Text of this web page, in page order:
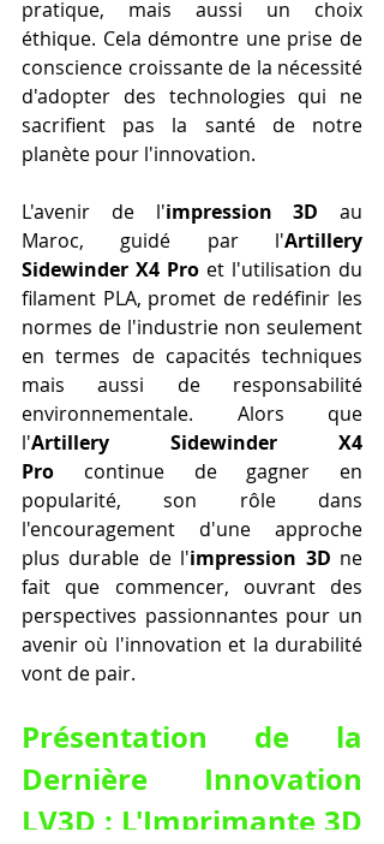
pratique, mais aussi un choix
éthique. Cela démontre une prise de
conscience croissante de la nécessité
d'adopter des technologies qui ne
sacrifient pas la santé de notre
planète pour l'innovation.
L'avenir de l'impression 3D au
Maroc, guidé par l'Artillery
Sidewinder X4 Pro et l'utilisation du
filament PLA, promet de redéfinir les
normes de l'industrie non seulement
en termes de capacités techniques
mais aussi de responsabilité
environnementale. Alors que
l'Artillery Sidewinder X4
Pro continue de gagner en
popularité, son rôle dans
l'encouragement d'une approche
plus durable de l'impression 3D ne
fait que commencer, ouvrant des
perspectives passionnantes pour un
avenir où l'innovation et la durabilité
vont de pair.
Présentation de la
Dernière Innovation
LV3D : L'Imprimante 3D